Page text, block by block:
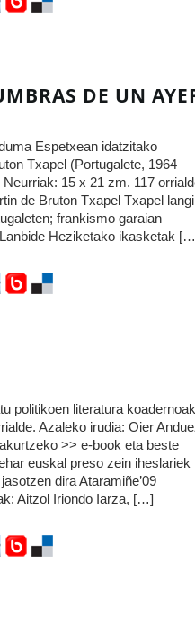
DE UN
Espetxean idatzitako
Txapel (Portugalete, 1964 –
15 x 21 zm. 117
de Bruton Txapel Txapel
frankismo garaian
Heziketako ikasketak
politikoen literatura koadernoak
Azaleko irudia: Oier
>> e-book eta beste
euskal preso zein iheslariek
dira Ataramiñe’09
Aitzol Iriondo Iarza, […]